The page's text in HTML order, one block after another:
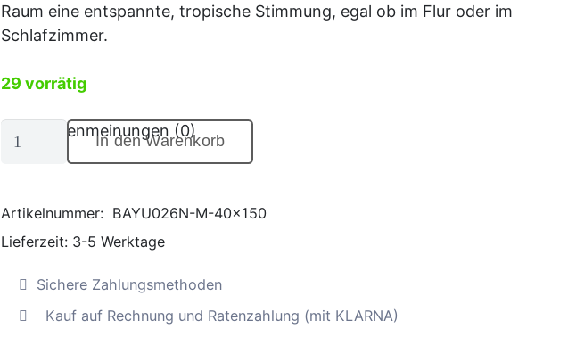
Kundenmeinungen (0)
Raum eine entspannte, tropische Stimmung, egal ob im Flur oder im
Schlafzimmer.
29 vorrätig
Tropische
(natur)
Menge
In den Warenkorb
Artikelnummer: BAYU026N-M-40x150
Lieferzeit: 3-5 Werktage
Sichere Zahlungsmethoden
Kauf auf Rechnung und Ratenzahlung (mit KLARNA)